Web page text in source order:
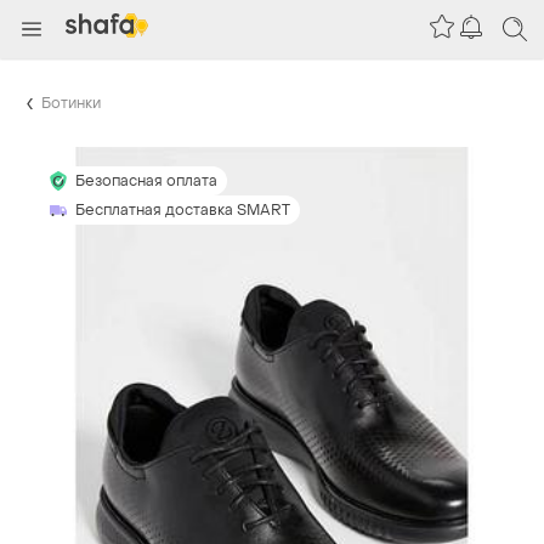
Ботинки
Безопасная оплата
Бесплатная доставка SMART